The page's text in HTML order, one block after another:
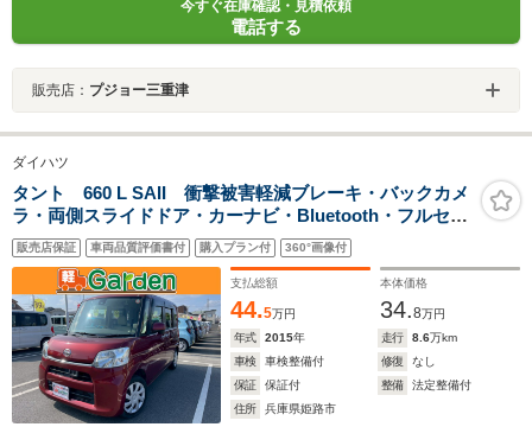
今すぐ在庫確認・見積依頼
電話する
販売店： プジョー三重津
ダイハツ
タント 660 L SAII 衝撃被害軽減ブレーキ・バックカメ
ラ・両側スライドドア・カーナビ・Bluetooth・フルセグ
TV・CD/DVD再生・禁煙車・アイドリングストップ・ベ
ンチシート・ルームクリーニング!
販売店保証 車両品質評価書付 購入プラン付 360°画像付
支払総額
44.5万円
本体価格
34.8万円
年式
2015年 走行 8.6万km
車検
車検整備付 修復
なし
保証
保証付 整備
法定整備付
住所
兵庫県姫路市